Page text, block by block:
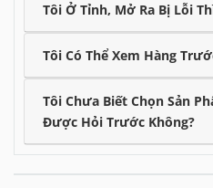
Tôi Ở Tỉnh, Mở Ra Bị Lỗi
Tôi Có Thể Xem Hàng
Tôi Chưa Biết Chọn Sản
Được Hỏi Trước Không?